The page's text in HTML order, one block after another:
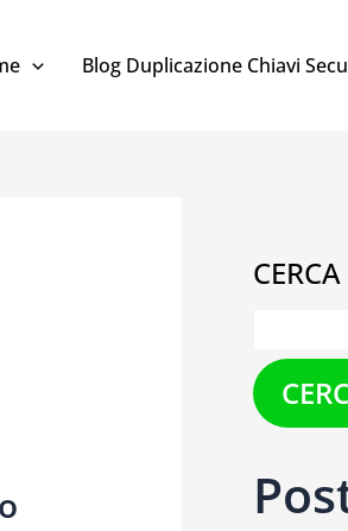
Blog Duplicazione Chiavi
CERCA